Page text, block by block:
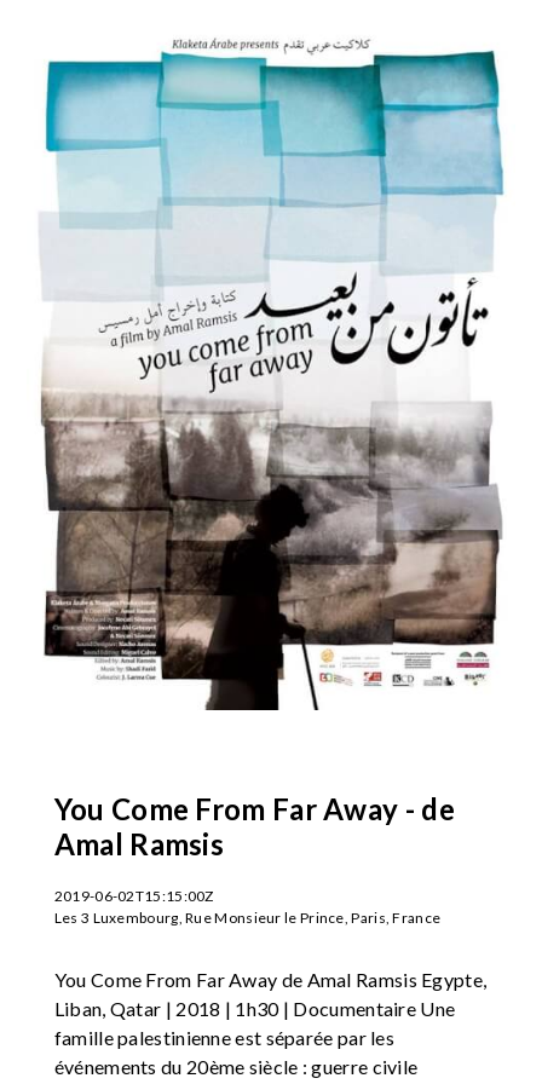
You Come From Far Away - de
Amal Ramsis
2019-06-02T15:15:00Z
Les 3 Luxembourg, Rue Monsieur le Prince, Paris, France
You Come From Far Away de Amal Ramsis Egypte,
Liban, Qatar | 2018 | 1h30 | Documentaire Une
famille palestinienne est séparée par les
événements du 20ème siècle : guerre civile